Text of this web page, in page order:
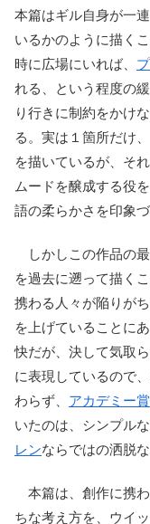
本篇はギル自身が一
いるかのように描く
時に広場にいれば、
れる、という程度の
り行きに制約をかけ
る。実は１箇所だけ
を描いているが、そ
ムードを醸成する役
語の柔らかさを印象づ
しかしこの作品の
を過去に遡って描く
携わる人々が陥りが
を上げていることに
快だが、決して気取
に表現しているので
わらず、 アカデミー賞
いたのは、シンプル
レンならではの洒脱
本篇は、創作に携
ちな考え方を、ウイ